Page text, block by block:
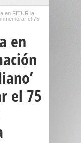
en FITUR la
el 75
en
el 75